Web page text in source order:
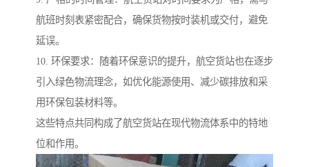
航班时刻表紧密配合，确保货物按时装机或交付，避免
延误。
10. 环保要求：随着环保意识的提升，航空货站也在逐步
引入绿色物流理念，如优化能源使用、减少碳排放和采
用环保包装材料等。
这些特点共同构成了航空货站在现代物流体系中的特地
位和作用。